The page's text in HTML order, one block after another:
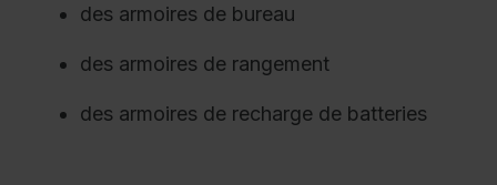
des armoires de bureau
des armoires de rangement
des armoires de recharge de batteries